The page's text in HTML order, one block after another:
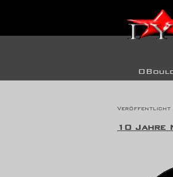
Veröffentlicht
10 Jahre